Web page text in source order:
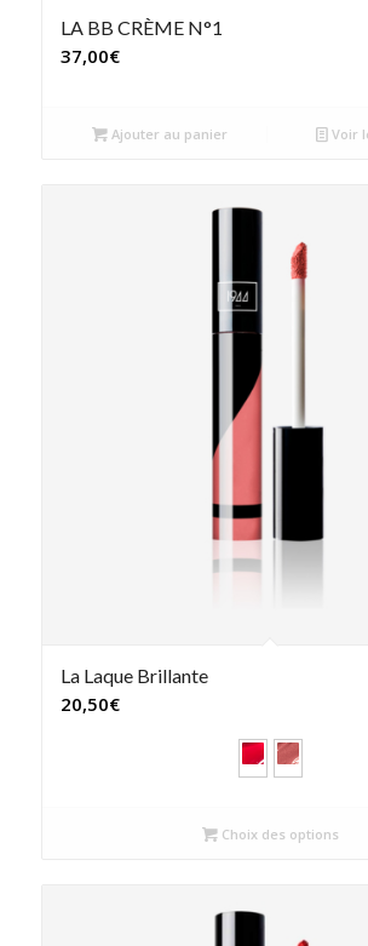
LA BB CRÈME N°1
37,00€
Ajouter au panier Voir
La Laque Brillante
20,50€
Choix des options